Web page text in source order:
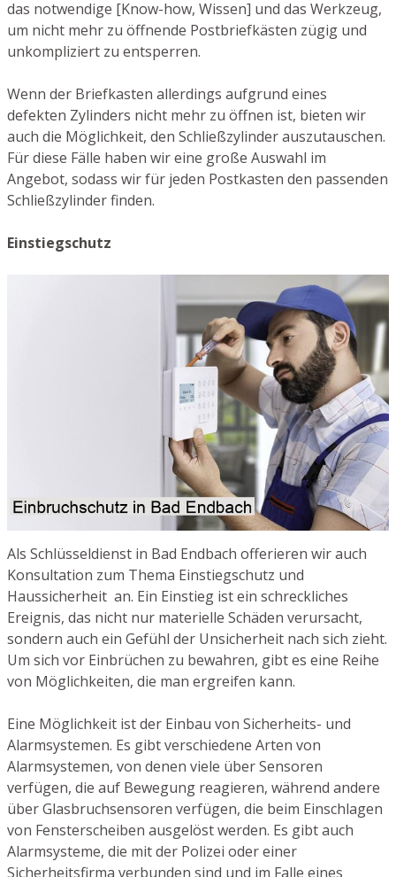
das notwendige [Know-how, Wissen] und das Werkzeug,
um nicht mehr zu öffnende Postbriefkästen zügig und
unkompliziert zu entsperren.
Wenn der Briefkasten allerdings aufgrund eines
defekten Zylinders nicht mehr zu öffnen ist, bieten wir
auch die Möglichkeit, den Schließzylinder auszutauschen.
Für diese Fälle haben wir eine große Auswahl im
Angebot, sodass wir für jeden Postkasten den passenden
Schließzylinder finden.
Einstiegschutz
Als Schlüsseldienst in Bad Endbach offerieren wir auch
Konsultation zum Thema Einstiegschutz und
Haussicherheit an. Ein Einstieg ist ein schreckliches
Ereignis, das nicht nur materielle Schäden verursacht,
sondern auch ein Gefühl der Unsicherheit nach sich zieht.
Um sich vor Einbrüchen zu bewahren, gibt es eine Reihe
von Möglichkeiten, die man ergreifen kann.
Eine Möglichkeit ist der Einbau von Sicherheits- und
Alarmsystemen. Es gibt verschiedene Arten von
Alarmsystemen, von denen viele über Sensoren
verfügen, die auf Bewegung reagieren, während andere
über Glasbruchsensoren verfügen, die beim Einschlagen
von Fensterscheiben ausgelöst werden. Es gibt auch
Alarmsysteme, die mit der Polizei oder einer
Sicherheitsfirma verbunden sind und im Falle eines